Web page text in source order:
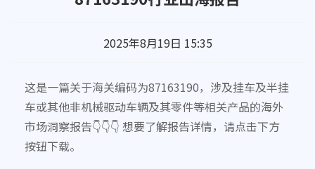
2025年8月19日 15:35
这是一篇关于海关编码为87163190，涉及挂车及半挂
车或其他非机械驱动车辆及其零件等相关产品的海外
市场洞察报告👇👇👇 想要了解报告详情，请点击下方
按钮下载。